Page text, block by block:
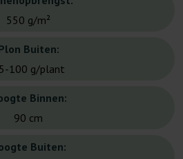
550 g/m²
Buiten:
100 g/plant
Binnen:
90 cm
Buiten: